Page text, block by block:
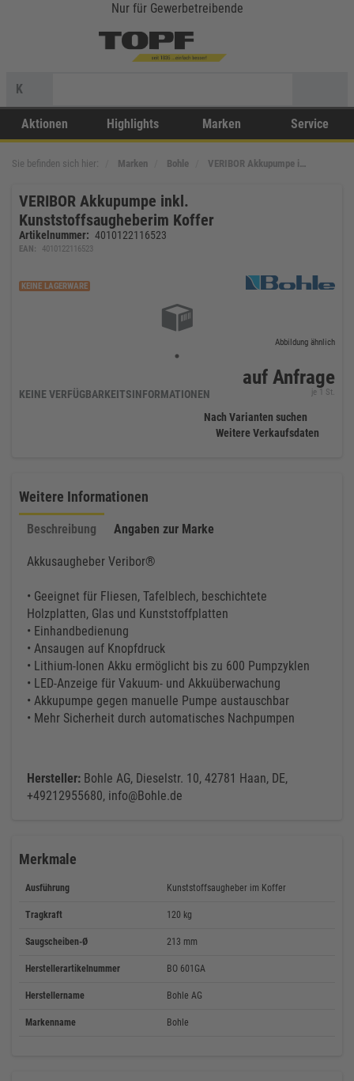
Nur für Gewerbetreibende
K
Aktionen Highlights Marken Service
Sie befinden sich hier: Marken Bohle VERIBOR Akkupumpe i…
VERIBOR Akkupumpe inkl.
Kunststoffsaugheberim Koffer
Artikelnummer: 4010122116523
EAN: 4010122116523
KEINE LAGERWARE
Abbildung ähnlich
auf Anfrage
KEINE VERFÜGBARKEITSINFORMATIONEN je 1 St.
Nach Varianten suchen
Weitere Verkaufsdaten
Weitere Informationen
Beschreibung Angaben zur Marke
Akkusaugheber Veribor®
• Geeignet für Fliesen, Tafelblech, beschichtete
Holzplatten, Glas und Kunststoffplatten
• Einhandbedienung
• Ansaugen auf Knopfdruck
• Lithium-Ionen Akku ermöglicht bis zu 600 Pumpzyklen
• LED-Anzeige für Vakuum- und Akkuüberwachung
• Akkupumpe gegen manuelle Pumpe austauschbar
• Mehr Sicherheit durch automatisches Nachpumpen
Hersteller: Bohle AG, Dieselstr. 10, 42781 Haan, DE,
+49212955680, info@Bohle.de
Merkmale
Ausführung Kunststoffsaugheber im Koffer
Tragkraft 120 kg
Saugscheiben-Ø 213 mm
Herstellerartikelnummer BO 601GA
Herstellername Bohle AG
Markenname Bohle